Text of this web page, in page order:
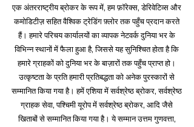
एक अंतरराष्ट्रीय ब्रोकर के रूप में, हम फ़ॉरेक्स, डेरिवेटिव्स और
कमोडिटीज़ सहित वैश्विक ट्रेडिंग फ़्लोर तक पहुँच प्रदान करते
हैं। हमारे परिचय कार्यालयों का व्यापक नेटवर्क दुनिया भर के
विभिन्न स्थानों में फैला हुआ है, जिससे यह सुनिश्चित होता है कि
हमारे ग्राहकों को दुनिया भर के बाज़ारों तक पहुँच प्राप्त हो।
उत्कृष्टता के प्रति हमारी प्रतिबद्धता को अनेक पुरस्कारों से
सम्मानित किया गया है। हमें एशिया में सर्वश्रेष्ठ ब्रोकर, सर्वश्रेष्ठ
ग्राहक सेवा, पश्चिमी यूरोप में सर्वश्रेष्ठ ब्रोकर, आदि जैसे
खिताबों से सम्मानित किया गया है। ये सम्मान उत्तम गुणवत्ता,